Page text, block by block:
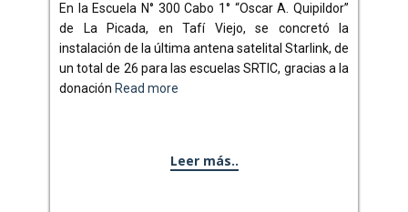
En la Escuela N° 300 Cabo 1° “Oscar A. Quipildor”
de La Picada, en Tafí Viejo, se concretó la
instalación de la última antena satelital Starlink, de
un total de 26 para las escuelas SRTIC, gracias a la
donación Read more
Leer más..